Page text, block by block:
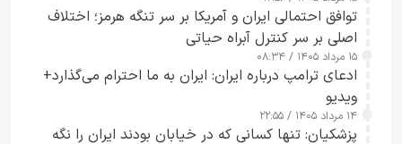
توافق احتمالی ایران و آمریکا بر سر تنگه هرمز؛ اختلاف
اصلی بر سر کنترل آبراه حیاتی
۱۵ مرداد ۱۴۰۵ / ۰۸:۳۴
ادعای ترامپ درباره ایران: ایران به ما احترام می‌گذارد+
ویدیو
۱۴ مرداد ۱۴۰۵ / ۲۲:۵۵
پزشکیان: تنها کسانی که در خیابان بودند ایران را نگه